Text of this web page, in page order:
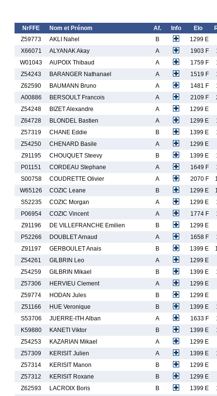
NrFFE Nom et Prénom Af. Info Elo
Z59773
AKLI Nahel B
1299 E
X66071
ALYANAK Akay A 1903 F
W01043
AUPOIX Thibaud A 1759 F
Z54243
BARANGER Nathanael A 1519 F
Z62590
BAUMANN Bruno A 1481 F
A00886
BERSOULT Francois A 2109 F
Z54248
BIZET Alexandre A
1299 E
Z64728
BLONDEL Bastien A 1299 E
Z57319
CHANE Eddie B 1399 E
Z54250
CHENARD Basile A
1299 E
Z91195
CHOUQUET Steevy B 1399 E
P01151
CORDEAU Stephane A 1649 F
S00758
COUDRETTE Olivier A 2070 F
W65126
COZIC Leane B 1299 E
S52235
COZIC Morgan A 1299 E
P06954
COZIC Vincent A 1774 F
Z91196
DE VILLEFRANCHE Emilien B
1299 E
P52266
DOUBLET Arnaud A 1658 F
Z91197
GERBOULET Anais B 1399 E
Z54261
GILBRIN Leo A
1299 E
Z54259
GILBRIN Mikael B 1399 E
Z57306
HERVIEU Clement A
1299 E
Z59774
HODAN Jules B
1299 E
Z51166
HUE Veronique B 1399 E
S53706
JUERRE-ITH Alban A 1633 F
K59880
KANETI Viktor B 1399 E
Z54253
KAZARIAN Mikael A
1299 E
Z57309
KERISIT Julien A 1399 E
Z57314
KERISIT Manon B
1299 E
Z57312
KERISIT Roxane B
1299 E
Z62593
LACROIX Boris B 1399 E